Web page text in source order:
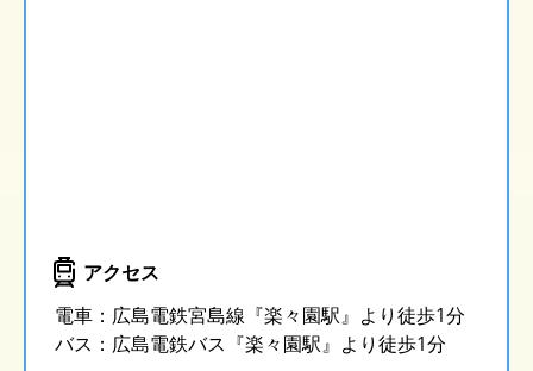
アクセス
電車：広島電鉄宮島線『楽々園駅』より徒歩1分
バス：広島電鉄バス『楽々園駅』より徒歩1分